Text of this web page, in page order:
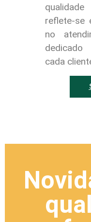
reflete-se
no
cada